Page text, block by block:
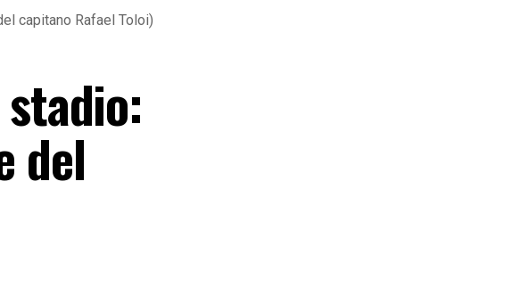
capitano Rafael Toloi)
del